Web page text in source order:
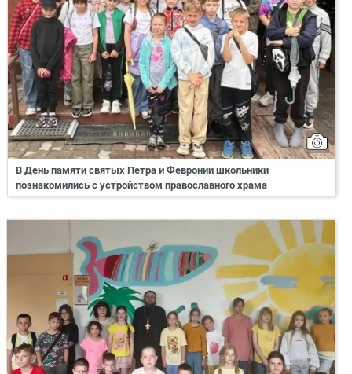
В День памяти святых Петра и Февронии школьники
познакомились с устройством православного храма